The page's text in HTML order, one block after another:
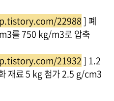
22988] 폐
를 750 kg/m3로 압축
21932] 1.2
재료 5 kg 첨가 2.5 g/cm3